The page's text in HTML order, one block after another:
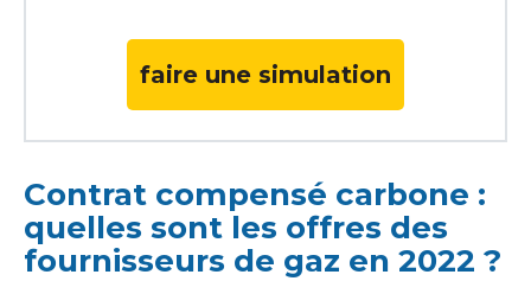
faire une simulation
Contrat compensé carbone :
quelles sont les offres des
fournisseurs de gaz en 2022 ?